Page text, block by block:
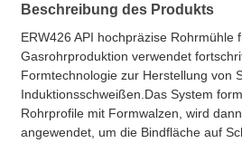
Beschreibung des Produkts
ERW426 API hochpräzise Rohrmühle
Gasrohrproduktion verwendet
Formtechnologie zur Herstellung von
Induktionsschweißen.Das System
Rohrprofile mit Formwalzen, wird
angewendet, um die Bindfläche auf